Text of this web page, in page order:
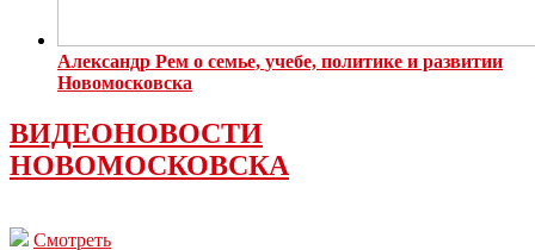
Александр Рем о семье, учебе, политике и развитии
Новомосковска
ВИДЕОНОВОСТИ
НОВОМОСКОВСКА
Смотреть